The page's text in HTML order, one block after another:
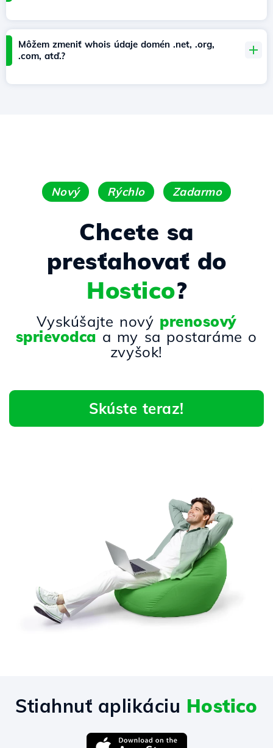
Môžem zmeniť whois údaje domén .net, .org,
.com, atď.?
Nový Rýchlo Zadarmo
Chcete sa
presťahovať do
Hostico?
Vyskúšajte nový prenosový
sprievodca a my sa postaráme o
zvyšok!
Skúste teraz!
Stiahnuť aplikáciu Hostico